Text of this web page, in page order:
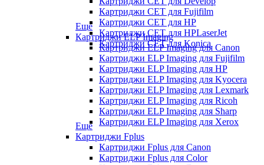
Картриджи CET для Fujifilm
Картриджи CET для HP
Картриджи CET для HPLaserJet
Картриджи CET для Konica
Еще
Картриджи ELP Imaging
Картриджи ELP Imaging для Canon
Картриджи ELP Imaging для Fujifilm
Картриджи ELP Imaging для HP
Картриджи ELP Imaging для Kyocera
Картриджи ELP Imaging для Lexmark
Картриджи ELP Imaging для Ricoh
Картриджи ELP Imaging для Sharp
Картриджи ELP Imaging для Xerox
Еще
Картриджи Fplus
Картриджи Fplus для Canon
Картриджи Fplus для Color